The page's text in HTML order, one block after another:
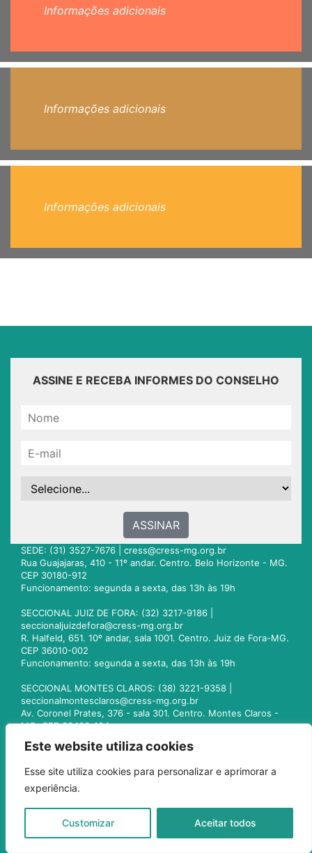
Este website utiliza cookies
Esse site utiliza cookies para personalizar e aprimorar a
experiência.
Customizar Aceitar todos
Informações adicionais
Informações adicionais
Informações adicionais
ASSINE E RECEBA INFORMES DO CONSELHO
ASSINAR
SEDE: (31) 3527-7676 | cress@cress-mg.org.br
Rua Guajajaras, 410 - 11º andar. Centro. Belo Horizonte - MG.
CEP 30180-912
Funcionamento: segunda a sexta, das 13h às 19h
SECCIONAL JUIZ DE FORA: (32) 3217-9186 |
seccionaljuizdefora@cress-mg.org.br
R. Halfeld, 651. 10º andar, sala 1001. Centro. Juiz de Fora-MG.
CEP 36010-002
Funcionamento: segunda a sexta, das 13h às 19h
SECCIONAL MONTES CLAROS: (38) 3221-9358 |
seccionalmontesclaros@cress-mg.org.br
Av. Coronel Prates, 376 - sala 301. Centro. Montes Claros -
MG. CEP 39400-104
seccionaluberlandia@cress-mg.org.br
Av. Afonso Pena, 547 - sala 101. Uberlândia - MG. CEP